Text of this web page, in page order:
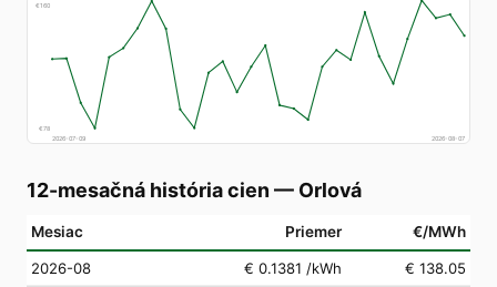
€160
€78
2026-07-09
2026-08-07
12-mesačná história cien — Orlová
Mesiac Priemer €/MWh
2026-08 € 0.1381 /kWh
€ 138.05